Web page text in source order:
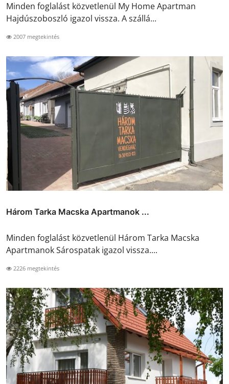
Minden foglalást közvetlenül My Home Apartman
Hajdúszoboszló igazol vissza. A szállá...
2007 megtekintés
Három Tarka Macska Apartmanok ...
Minden foglalást közvetlenül Három Tarka Macska
Apartmanok Sárospatak igazol vissza....
2226 megtekintés